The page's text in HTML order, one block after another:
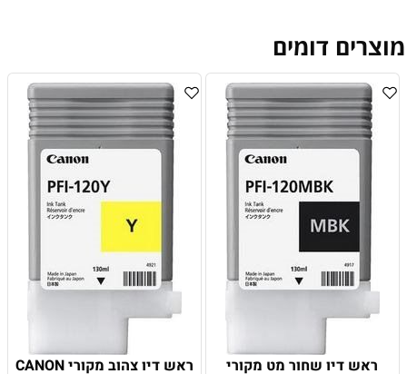
מוצרים דומים
ראש דיו שחור מט מקורי
ראש דיו צהוב מקורי CANON